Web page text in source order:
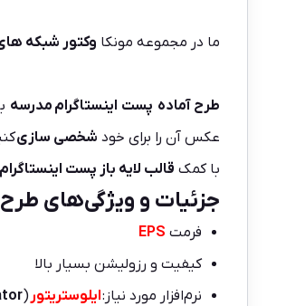
ما در مجموعه مونکا وکتور شبکه
طرح آماده پست اینستاگرام مدرسه
عکس آن را برای خود شخصی سازی
با کمک قالب لایه باز پست اینستاگرام
جزئیات و ویژگی‌های
فرمت EPS
کیفیت و رزولیشن بسیار بالا
نرم‌افزار مورد نیاز:ایلوستریتور (